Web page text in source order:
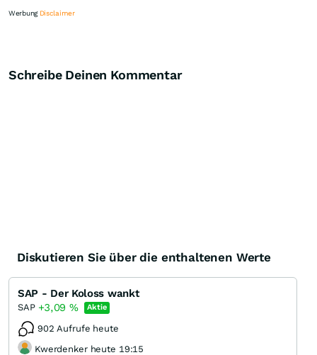
Werbung Disclaimer
Schreibe Deinen Kommentar
Diskutieren Sie über die enthaltenen Werte
SAP - Der Koloss wankt
SAP +3,09 % Aktie
902 Aufrufe heute
Kwerdenker heute 19:15